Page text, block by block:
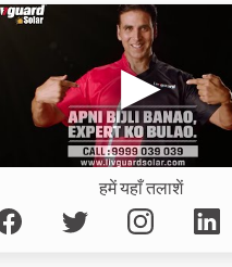
हमें यहाँ तलाशें